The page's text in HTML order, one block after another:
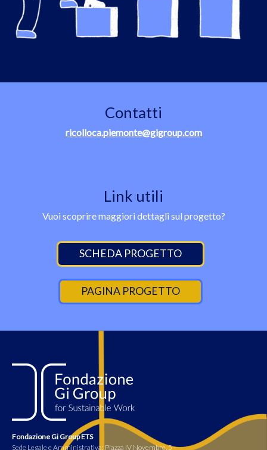
Contatti
ricolloca.piemonte@gigroup.com
Link utili
Vuoi scoprire maggiori dettagli sul progetto?
SCHEDA PROGETTO
PAGINA PROGETTO
Fondazione Gi Group ETS
Sede Legale e Amministrativa: Piazza IV Novembre, 5 -